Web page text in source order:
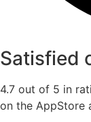
Satisfied
4.7 out of 5 in
on the AppStore